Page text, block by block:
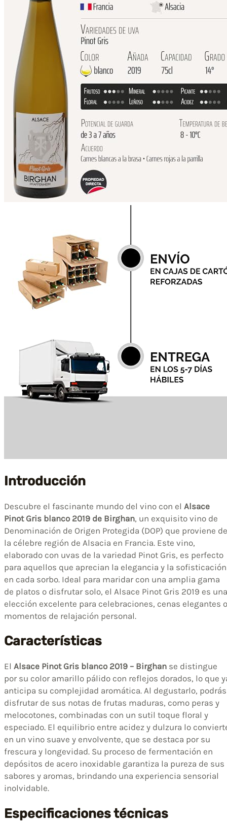
Introducción
Descubre el fascinante mundo del vino con el Alsace
Pinot Gris blanco 2019 de Birghan, un exquisito vino de
Denominación de Origen Protegida (DOP) que proviene de
la célebre región de Alsacia en Francia. Este vino,
elaborado con uvas de la variedad Pinot Gris, es perfecto
para aquellos que aprecian la elegancia y la sofisticación
en cada sorbo. Ideal para maridar con una amplia gama
de platos o disfrutar solo, el Alsace Pinot Gris 2019 es una
elección excelente para celebraciones, cenas elegantes o
momentos de relajación personal.
Características
El Alsace Pinot Gris blanco 2019 – Birghan se distingue
por su color amarillo pálido con reflejos dorados, lo que
anticipa su complejidad aromática. Al degustarlo, podrás
disfrutar de sus notas de frutas maduras, como peras y
melocotones, combinadas con un sutil toque floral y
especiado. El equilibrio entre acidez y dulzura lo
en un vino suave y envolvente, que se destaca por su
frescura y longevidad. Su proceso de fermentación en
depósitos de acero inoxidable garantiza la pureza de sus
sabores y aromas, brindando una experiencia sensorial
inolvidable.
Especificaciones técnicas